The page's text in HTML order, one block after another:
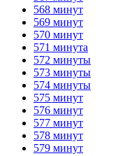
568 минут
569 минут
570 минут
571 минута
572 минуты
573 минуты
574 минуты
575 минут
576 минут
577 минут
578 минут
579 минут